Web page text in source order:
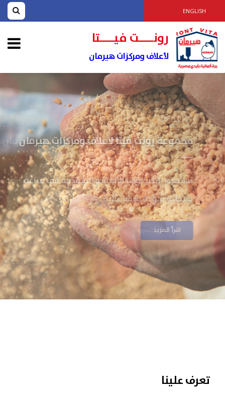
ENGLISH
رونــــت فيــــتا
لأعلاف ومركزات هيرمان
مجموعة رونت فيتا لأعلاف ومركزات هيرمان
نستخدم التكنولوجيا الألمانية المتقدمة فى صناعة
منتجاتنا بجودة ودقة عالية
اقرأ المزيد
تعرف علينا